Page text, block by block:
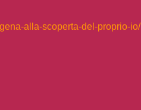
alla-scoperta-del-proprio-io/